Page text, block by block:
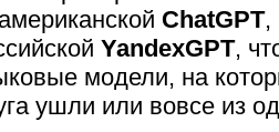
ChatGPT,
YandexGPT,
модели, на
ушли или вовсе из